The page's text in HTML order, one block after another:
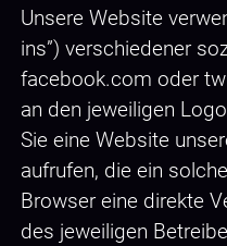
Unsere Website
ins”) verschiedener
facebook.com oder
an den jeweiligen
Sie eine Website
aufrufen, die ein
Browser eine direkte
des jeweiligen